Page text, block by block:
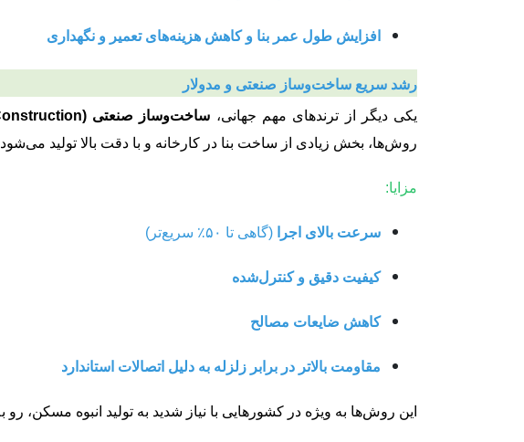
افزایش طول عمر بنا و کاهش هزینه‌های تعمیر و نگهداری
رشد سریع ساخت‌وساز صنعتی و مدولار
یکی دیگر از ترندهای مهم جهانی، ساخت‌وساز صنعتی (Industrialized Construction)
روش‌ها، بخش زیادی از ساخت بنا در کارخانه و با دقت بالا تولید
مزایا:
سرعت بالای اجرا (گاهی تا ۵۰٪ سریع‌تر)
کیفیت دقیق و کنترل‌شده
کاهش ضایعات مصالح
مقاومت بالاتر در برابر زلزله به دلیل اتصالات استاندارد
این روش‌ها به ویژه در کشورهایی با نیاز شدید به تولید انبوه مسکن،